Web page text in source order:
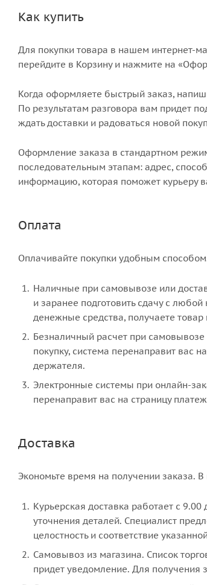
Как купить
Для покупки товара в нашем интернет-
перейдите в Корзину и нажмите на
Когда оформляете быстрый заказ,
По результатам разговора вам придет
ждать доставки и радоваться новой
Оформление заказа в стандартном
последовательным этапам: адрес,
информацию, которая поможет курьеру
Оплата
Оплачивайте покупки удобным
Наличные при самовывозе или
и заранее подготовить сдачу с
денежные средства, получаете товар
Безналичный расчет при
покупку, система перенаправит вас
держателя.
Электронные системы при онлайн-
перенаправит вас на страницу
Доставка
Экономьте время на получении заказа.
Курьерская доставка работает с
уточнения деталей. Специалист
целостность и соответствие
Самовывоз из магазина. Список
придет уведомление. Для получения